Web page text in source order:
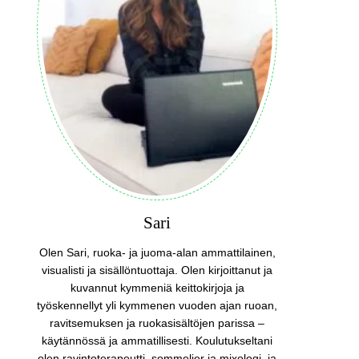
Sari
Olen Sari, ruoka- ja juoma-alan ammattilainen,
visualisti ja sisällöntuottaja. Olen kirjoittanut ja
kuvannut kymmeniä keittokirjoja ja
työskennellyt yli kymmenen vuoden ajan ruoan,
ravitsemuksen ja ruokasisältöjen parissa –
käytännössä ja ammatillisesti. Koulutukseltani